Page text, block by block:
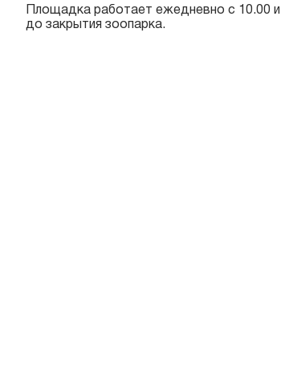
Площадка работает ежедневно с 10.00 и
до закрытия зоопарка.